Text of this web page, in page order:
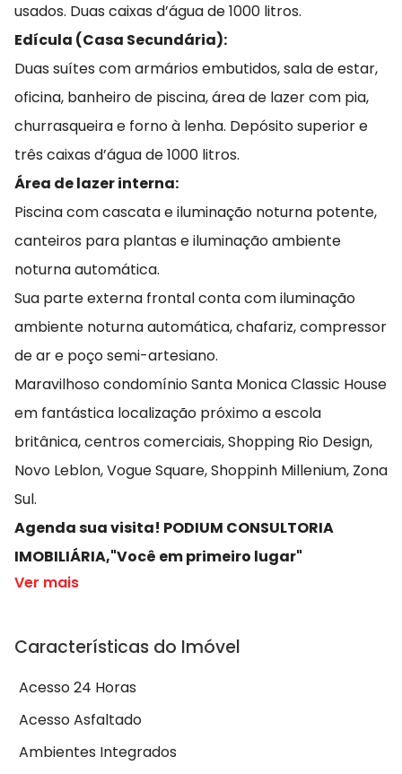
usados. Duas caixas d’água de 1000 litros.
Edícula (Casa Secundária):
Duas suítes com armários embutidos, sala de estar,
oficina, banheiro de piscina, área de lazer com pia,
churrasqueira e forno à lenha. Depósito superior e
três caixas d’água de 1000 litros.
Área de lazer interna:
Piscina com cascata e iluminação noturna potente,
canteiros para plantas e iluminação ambiente
noturna automática.
Sua parte externa frontal conta com iluminação
ambiente noturna automática, chafariz, compressor
de ar e poço semi-artesiano.
Maravilhoso condomínio Santa Monica Classic House
em fantástica localização próximo a escola
britânica, centros comerciais, Shopping Rio Design,
Novo Leblon, Vogue Square, Shoppinh Millenium, Zona
Sul.
Agenda sua visita! PODIUM CONSULTORIA
IMOBILIÁRIA,"Você em primeiro lugar"
Ver mais
Características do Imóvel
Acesso 24 Horas
Acesso Asfaltado
Ambientes Integrados